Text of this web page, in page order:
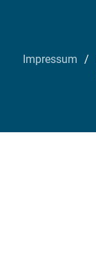
Impressum